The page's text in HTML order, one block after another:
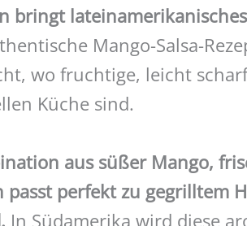
bringt
Mango-Salsa-
wo fruchtige, leicht
Küche sind.
aus süßer Mango,
passt perfekt zu gegrilltem
In Südamerika wird diese